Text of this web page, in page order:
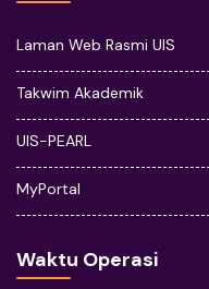
Laman Web Rasmi UIS
Takwim Akademik
UIS-PEARL
MyPortal
Waktu Operasi